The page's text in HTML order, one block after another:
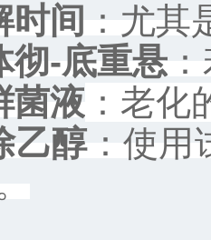
时间 ：尤
彻-底重悬
菌液 ：老
乙醇：使用